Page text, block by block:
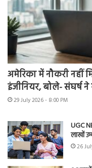
अमेरिका में नौकरी नहीं
इंजीनियर, बोले- संघर्ष
29 July 2026 - 8:00 PM
UGC
लाखों
26